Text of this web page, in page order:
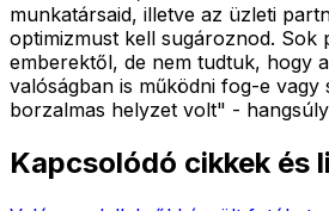
munkatársaid, illetve az üzleti
optimizmust kell sugároznod. Sok
emberektől, de nem tudtuk, hogy
valóságban is működni fog-e vagy
borzalmas helyzet volt" -
Kapcsolódó cikkek és